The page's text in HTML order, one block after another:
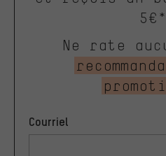
Ne rate
Courriel